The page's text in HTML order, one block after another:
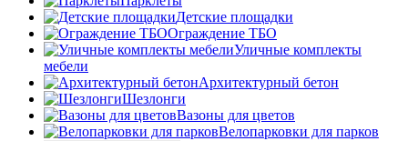
Детские площадки
Ограждение ТБО
Уличные комплекты
мебели
Архитектурный бетон
Шезлонги
Вазоны для цветов
Велопарковки для парков